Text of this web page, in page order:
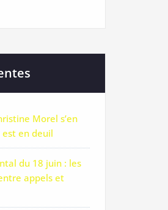
Morel s’en
en deuil
du 18 juin : les
appels et